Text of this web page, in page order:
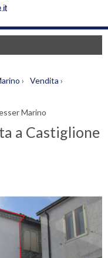
› Vendita ›
Marino
a Castiglione